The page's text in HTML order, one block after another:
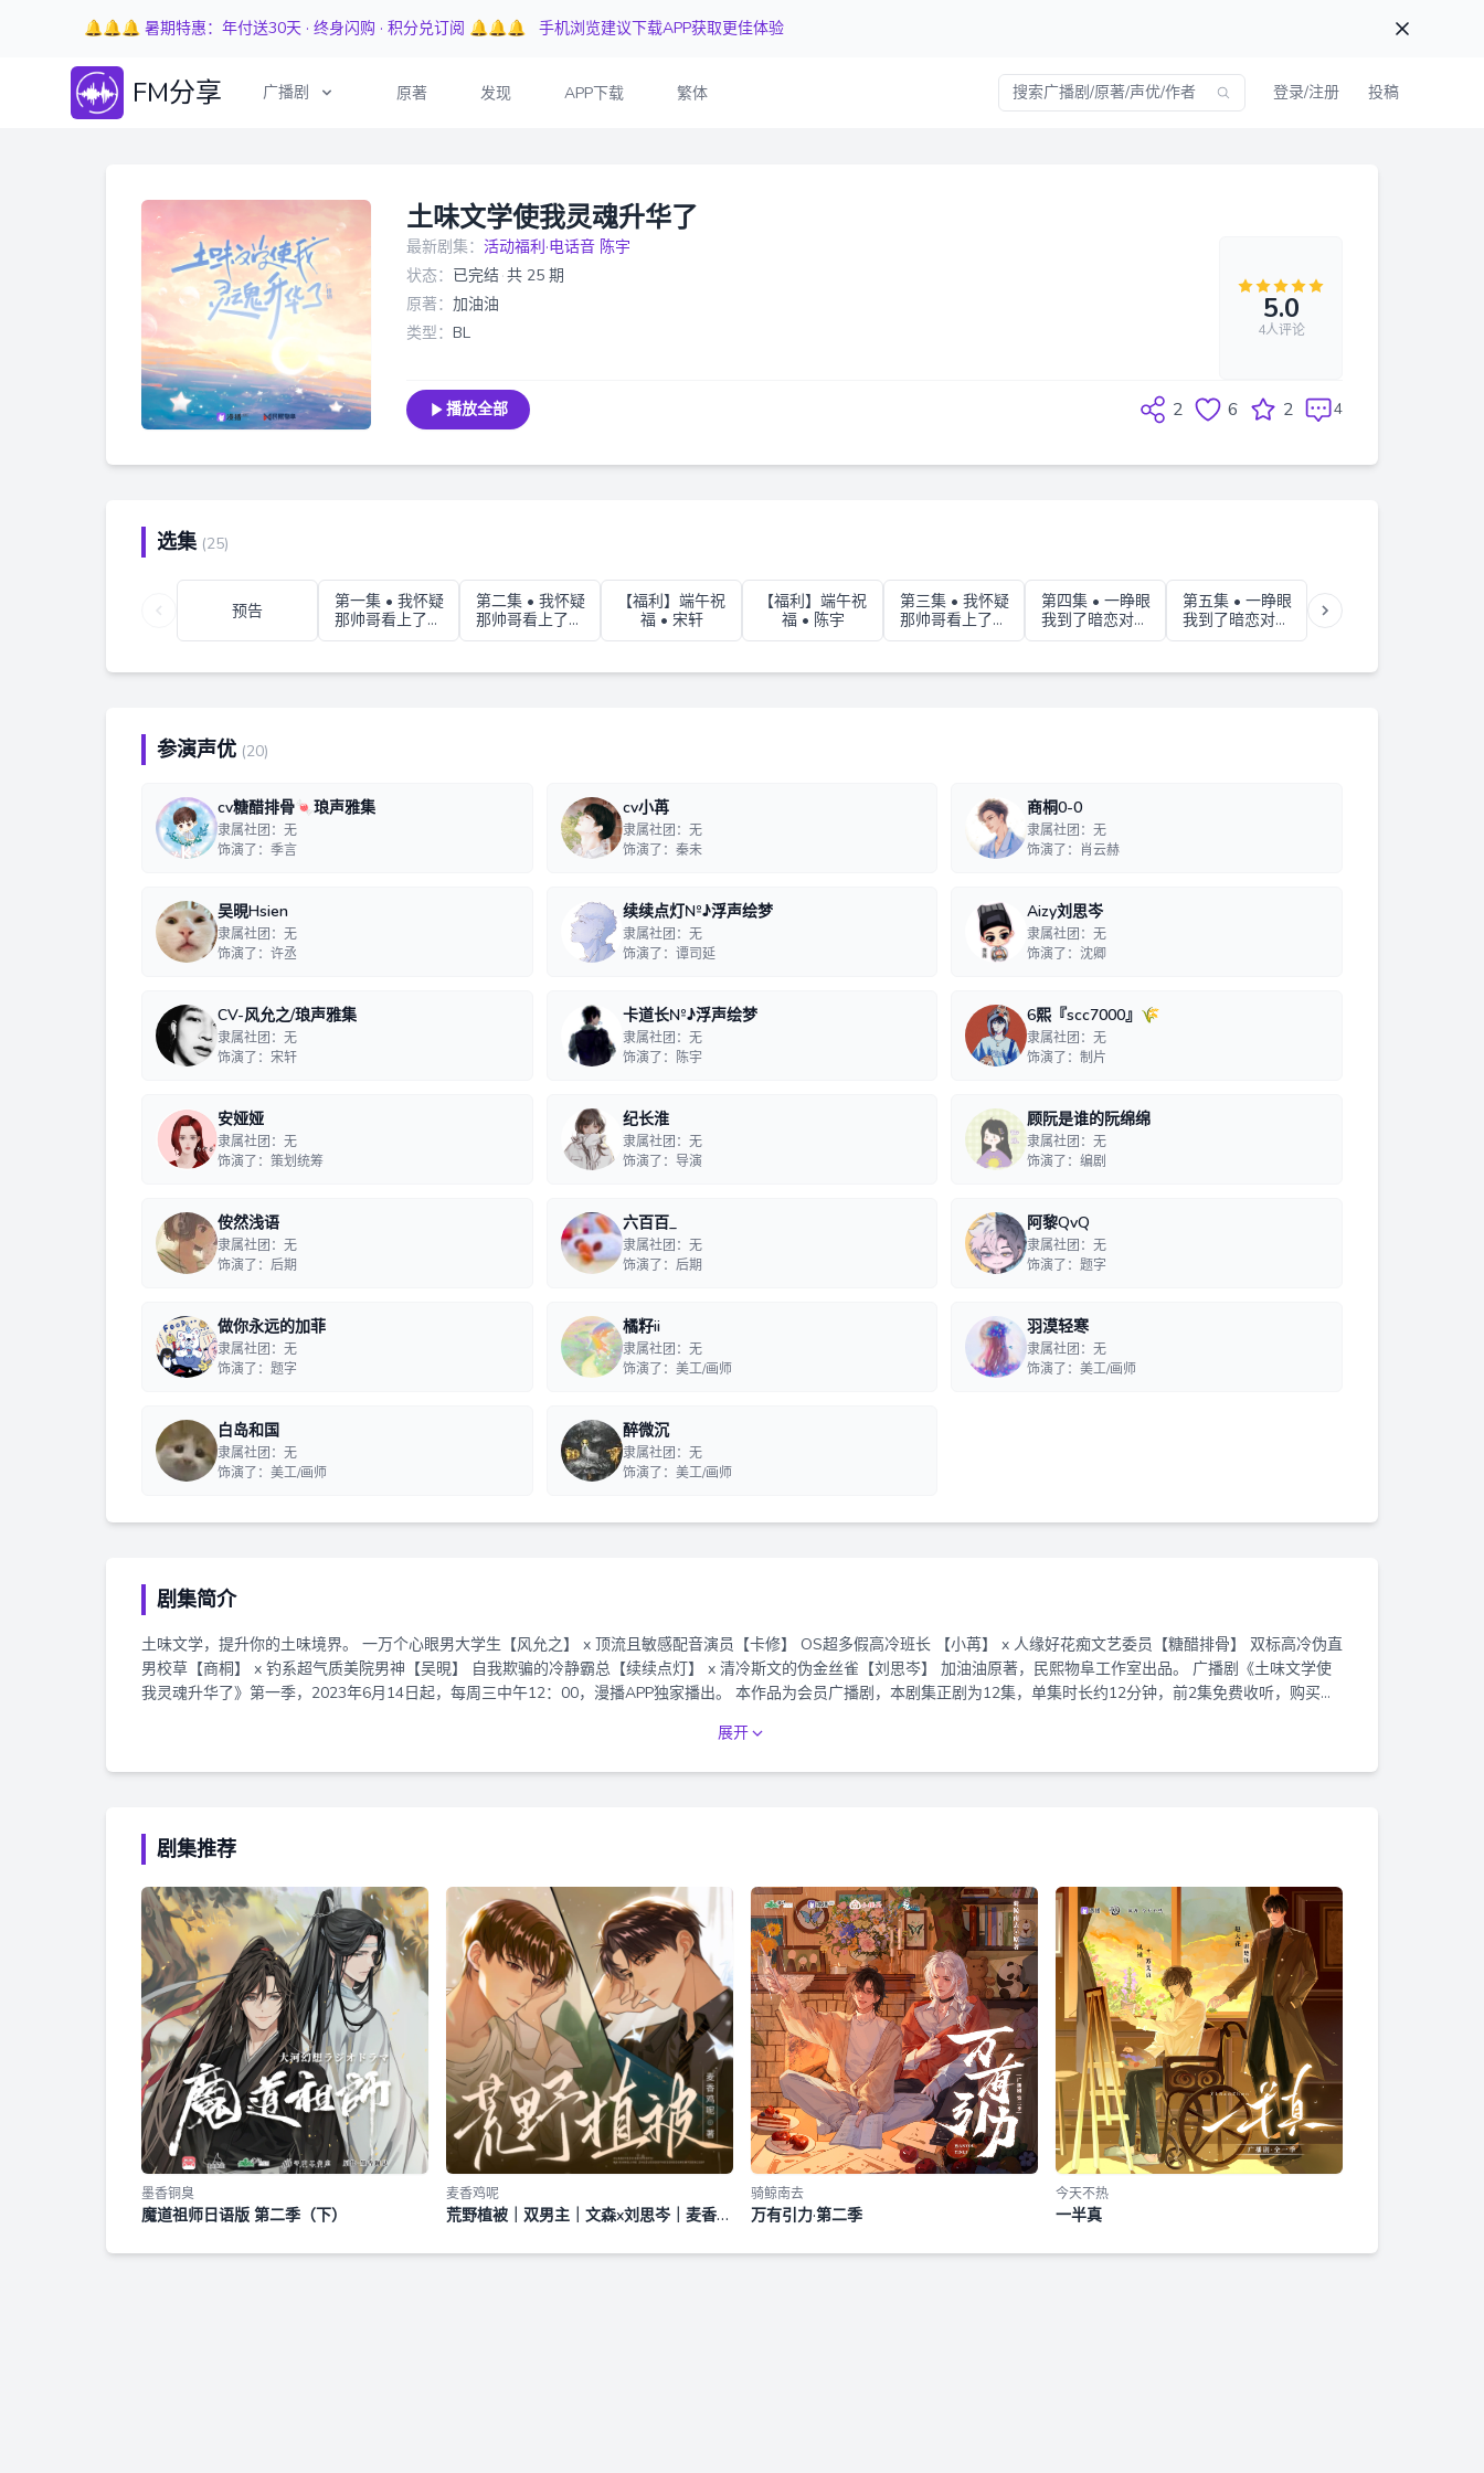
🔔🔔🔔 暑期特惠：年付送30天 · 终身闪购 · 积分兑订阅 🔔🔔🔔 手机浏览建议下载APP获取更佳体验
FM分享 广播剧 原著 发现 APP下载 繁体 登录/注册 投稿
土味文学使我灵魂升华了
最新剧集： 活动福利·电话音 陈宇
状态： 已完结·共 25 期
原著： 加油油
类型： BL
5.0
4人评论
播放全部 2 6 2 4
选集 (25)
预告
第一集 • 我怀疑
那帅哥看上了我
的人 01
第二集 • 我怀疑
那帅哥看上了我
的人 02
【福利】端午祝
福 • 宋轩
【福利】端午祝
福 • 陈宇
第三集 • 我怀疑
那帅哥看上了我
的人 03
第四集 • 一睁眼
我到了暗恋对象
床上 01
第五集 • 一睁眼
我到了暗恋对象
床上 02
第六集 • 一睁眼
我到了暗恋对象
参演声优 (20)
cv糖醋排骨🍬琅声雅集
隶属社团：无
饰演了：季言
cv小苒
隶属社团：无
饰演了：秦未
商桐0-0
隶属社团：无
饰演了：肖云赫
吴晛Hsien
隶属社团：无
饰演了：许丞
续续点灯№♪浮声绘梦
隶属社团：无
饰演了：谭司延
Aizy刘思岑
隶属社团：无
饰演了：沈卿
CV-风允之/琅声雅集
隶属社团：无
饰演了：宋轩
卡道长№♪浮声绘梦
隶属社团：无
饰演了：陈宇
6熙『scc7000』🌾
隶属社团：无
饰演了：制片
安娅娅
隶属社团：无
饰演了：策划统筹
纪长淮
隶属社团：无
饰演了：导演
顾阮是谁的阮绵绵
隶属社团：无
饰演了：编剧
侒然浅语
隶属社团：无
饰演了：后期
六百百_
隶属社团：无
饰演了：后期
阿黎QvQ
隶属社团：无
饰演了：题字
做你永远的加菲
隶属社团：无
饰演了：题字
橘籽ii
隶属社团：无
饰演了：美工/画师
羽漠轻寒
隶属社团：无
饰演了：美工/画师
白岛和国
隶属社团：无
饰演了：美工/画师
醉微沉
隶属社团：无
饰演了：美工/画师
剧集简介
土味文学，提升你的土味境界。 一万个心眼男大学生【风允之】 x 顶流且敏感配音演员【卡修】 OS超多假高冷班长 【小苒】 x 人缘好花痴文艺委员【糖醋排骨】 双标高冷伪直
男校草【商桐】 x 钓系超气质美院男神【吴晛】 自我欺骗的冷静霸总【续续点灯】 x 清冷斯文的伪金丝雀【刘思岑】 加油油原著，民熙物阜工作室出品。 广播剧《土味文学使
我灵魂升华了》第一季，2023年6月14日起，每周三中午12：00，漫播APP独家播出。 本作品为会员广播剧，本剧集正剧为12集，单集时长约12分钟，前2集免费收听，购买会
展开
剧集推荐
墨香铜臭
魔道祖师日语版 第二季（下）
麦香鸡呢
荒野植被｜双男主｜文森x刘思岑｜麦香鸡
骑鲸南去
万有引力·第二季
今天不热
一半真